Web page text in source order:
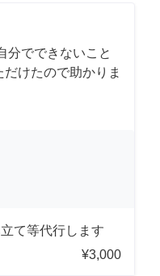
分でできないこと
けたので助かりま
て等代行します
¥3,000